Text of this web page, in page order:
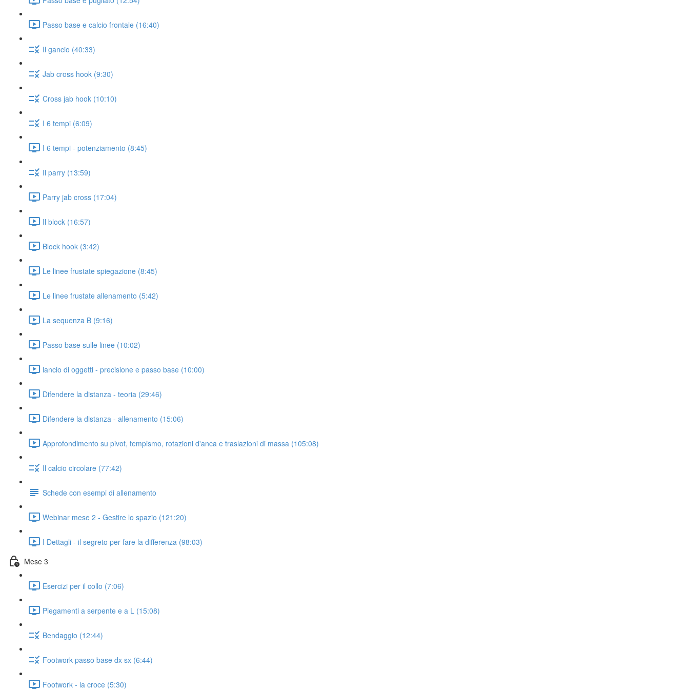
Passo base e calcio frontale (16:40)
Il gancio (40:33)
Jab cross hook (9:30)
Cross jab hook (10:10)
I 6 tempi (6:09)
I 6 tempi - potenziamento (8:45)
Il parry (13:59)
Parry jab cross (17:04)
Il block (16:57)
Block hook (3:42)
Le linee frustate spiegazione (8:45)
Le linee frustate allenamento (5:42)
La sequenza B (9:16)
Passo base sulle linee (10:02)
lancio di oggetti - precisione e passo base (10:00)
Difendere la distanza - teoria (29:46)
Difendere la distanza - allenamento (15:06)
Approfondimento su pivot, tempismo, rotazioni d'anca e traslazioni di massa (105:08)
Il calcio circolare (77:42)
Schede con esempi di allenamento
Webinar mese 2 - Gestire lo spazio (121:20)
I Dettagli - il segreto per fare la differenza (98:03)
Mese 3
Esercizi per il collo (7:06)
Piegamenti a serpente e a L (15:08)
Bendaggio (12:44)
Footwork passo base dx sx (6:44)
Footwork - la croce (5:30)